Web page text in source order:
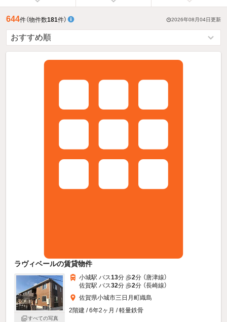
644件（物件数181件） 2026年08月04日更新
ラヴィベールの賃貸物件
すべての写真
小城駅 バス13分 歩2分 （唐津線）
佐賀駅 バス32分 歩2分 （長崎線）
佐賀県小城市三日月町織島
2階建 / 6年2ヶ月 / 軽量鉄骨